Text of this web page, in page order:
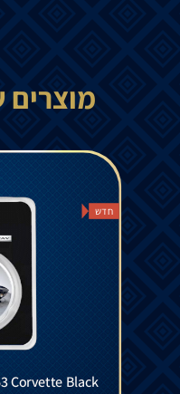
חדש
Corvette Black